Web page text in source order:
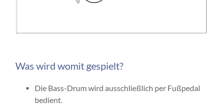
Was wird womit gespielt?
Die Bass-Drum wird ausschließlich per Fußpedal
bedient.